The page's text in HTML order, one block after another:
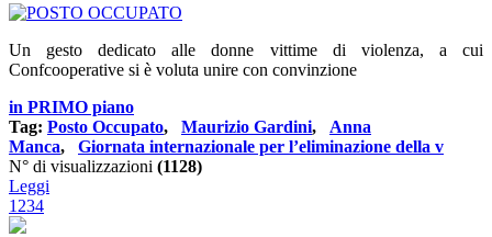
Un gesto dedicato alle donne vittime di violenza, a cui
Confcooperative si è voluta unire con convinzione
in PRIMO piano
Tag: Posto Occupato, Maurizio Gardini, Anna
Manca, Giornata internazionale per l’eliminazione della v
N° di visualizzazioni (1128)
Leggi
1234